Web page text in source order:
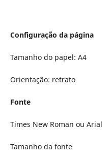
Configuração da página
Tamanho do papel: A4
Orientação: retrato
Fonte
Times New Roman ou Arial
Tamanho da fonte